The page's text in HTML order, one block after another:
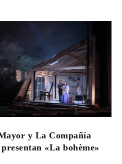
y La Compañía
«La bohème»